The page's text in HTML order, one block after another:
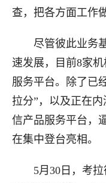
查，把各方面工作
尽管彼此业务基
速发展，目前8家
服务平台。除了已
拉分”，以及正在
信产品服务平台，
在集中登台亮相。
5月30日，考拉